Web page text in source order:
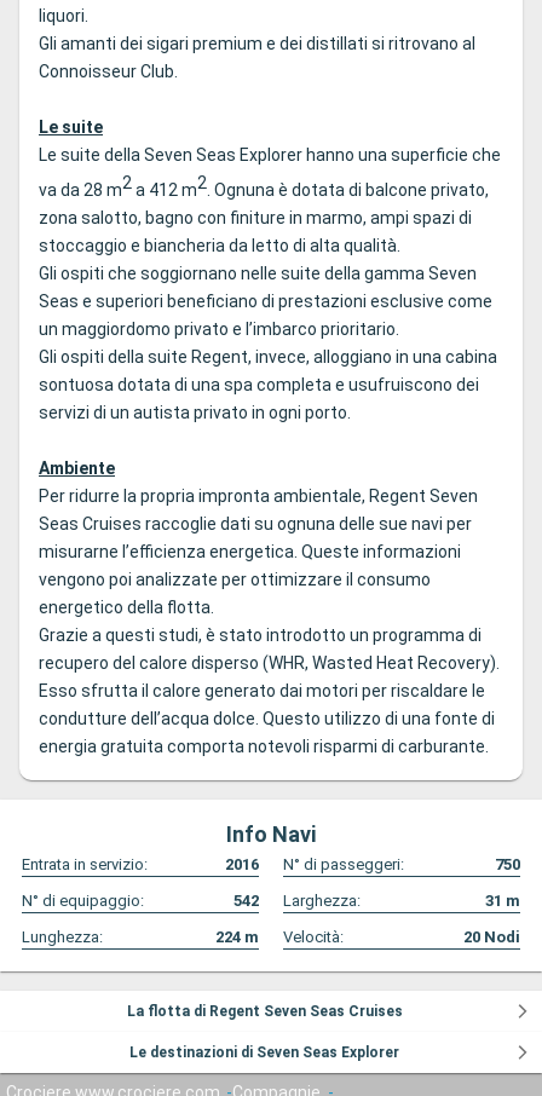
liquori.
Gli amanti dei sigari premium e dei distillati si ritrovano al
Connoisseur Club.
Le suite
Le suite dellaSeven Seas Explorer hanno una superficie che
va da 28 m2a 412 m2 . Ognuna è dotata di balcone privato,
zona salotto, bagno con finiture in marmo, ampi spazi di
stoccaggio e biancheria da letto di alta qualità.
Gli ospiti che soggiornano nelle suite della gamma Seven
Seas e superiori beneficiano di prestazioni esclusive come
un maggiordomo privato e l’imbarco prioritario.
Gli ospiti della suite Regent, invece, alloggiano in una cabina
sontuosa dotata di una spa completa e usufruiscono dei
servizi di un autista privato in ogni porto.
Ambiente
Per ridurre la propria impronta ambientale, Regent Seven
Seas Cruises raccoglie dati su ognuna delle sue navi per
misurarne l’efficienza energetica. Queste informazioni
vengono poi analizzate per ottimizzare il consumo
energetico della flotta.
Grazie a questi studi, è stato introdotto un programma di
recupero del calore disperso (WHR, Wasted Heat Recovery).
Esso sfrutta il calore generato dai motori per riscaldare le
condutture dell’acqua dolce. Questo utilizzo di una fonte di
energia gratuita comporta notevoli risparmi di carburante.
Info Navi
Entrata in servizio: 2016 N° di passeggeri:
750
N° di equipaggio:
542 Larghezza: 31 m
Lunghezza:
224 m Velocità: 20 Nodi
La flotta di Regent Seven Seas Cruises
Le destinazioni di Seven Seas Explorer